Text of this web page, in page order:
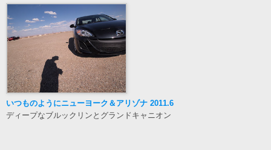
いつものようにニューヨーク＆アリゾナ 2011.6
ディープなブルックリンとグランドキャニオン